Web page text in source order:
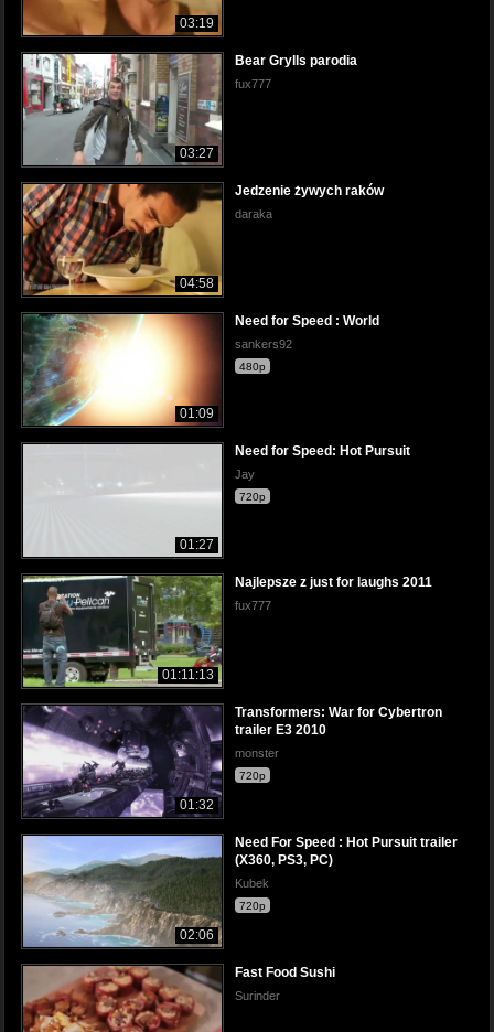
03:19
03:27
Bear Grylls parodia
fux777
04:58
Jedzenie żywych raków
daraka
01:09
Need for Speed : World
sankers92
480p
01:27
Need for Speed: Hot Pursuit
Jay
720p
01:11:13
Najlepsze z just for laughs 2011
fux777
01:32
Transformers: War for Cybertron
trailer E3 2010
monster
720p
02:06
Need For Speed : Hot Pursuit trailer
(X360, PS3, PC)
Kubek
720p
Fast Food Sushi
Surinder